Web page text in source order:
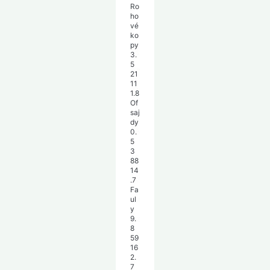
Ro
ho
vé
ko
py
3.
5
21
11
1.8
Of
saj
dy
0.
5
3
88
14
.7
Fa
ul
y
9.
8
59
16
2.
7